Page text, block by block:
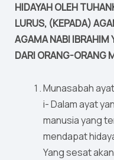
HIDAYAH OLEH
LURUS, (KEPADA)
AGAMA NABI IBRAHIM
DARI ORANG-ORANG
Munasabah
i- Dalam ayat
manusia yang
mendapat
Yang sesat